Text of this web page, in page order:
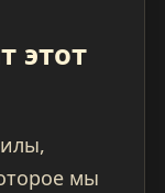
этот
мы